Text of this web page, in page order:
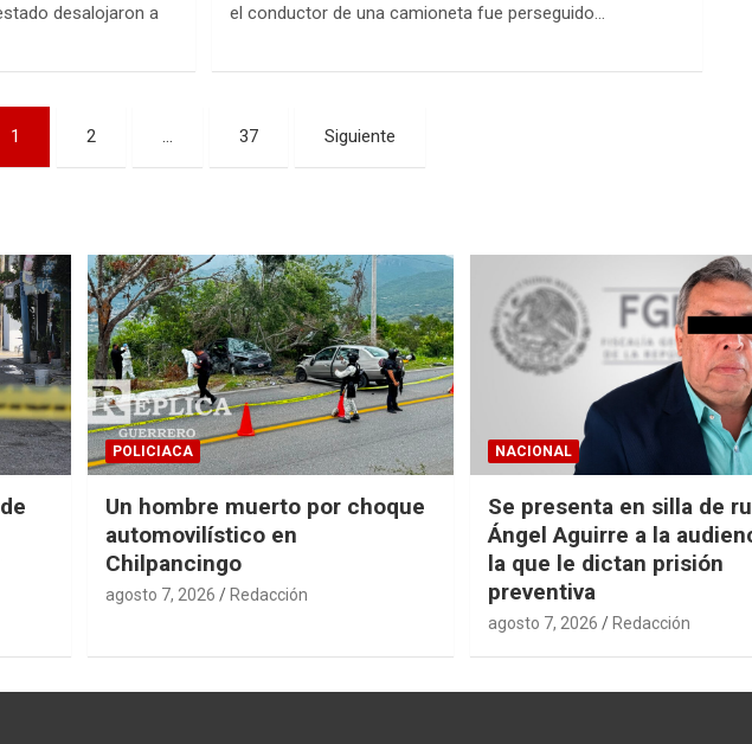
desalojaron a
el conductor de una camioneta fue perseguido…
1 2 … 37 Siguiente
POLICIACA
Un hombre muerto por choque
automovilístico en
Chilpancingo
agosto 7, 2026 Redacción
NACIONAL
Se presenta en silla de
Ángel Aguirre a la
la que le dictan prisión
preventiva
agosto 7, 2026 Redacción